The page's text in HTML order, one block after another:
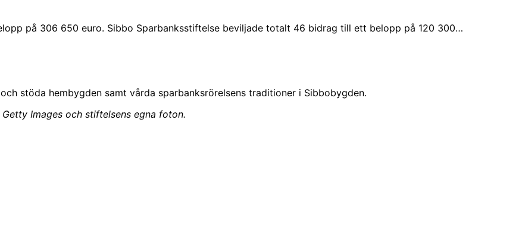
på 306 650 euro. Sibbo Sparbanksstiftelse beviljade totalt 46 bidrag till ett belopp på 120 300…
stöda hembygden samt vårda sparbanksrörelsens traditioner i Sibbobygden.
Images och stiftelsens egna foton.